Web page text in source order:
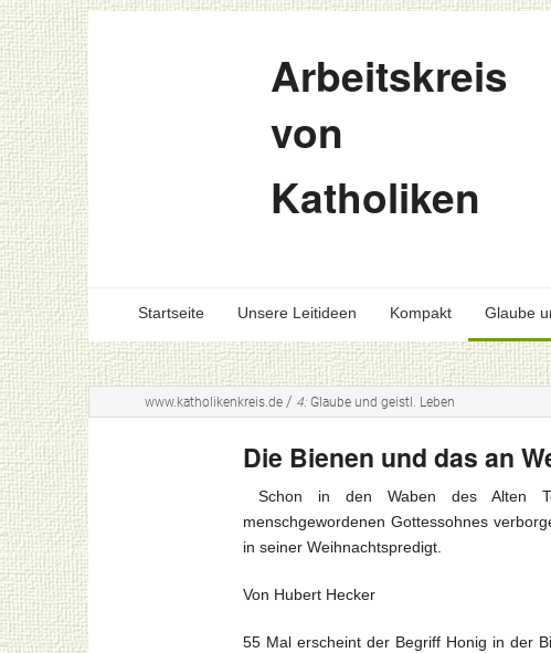
Arbeitskreis
von
Katholiken
Startseite Unsere Leitideen Kompakt Glaube
www.katholikenkreis.de / 4: Glaube und geistl. Leben
Die Bienen und das an
Schon in den Waben des Alten
menschgewordenen Gottessohnes
in seiner Weihnachtspredigt.
Von Hubert Hecker
55 Mal erscheint der Begriff Honig in der